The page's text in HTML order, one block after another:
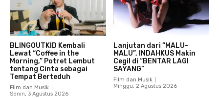
BLINGOUTKID Kembali
Lewat “Coffee in the
Morning,” Potret Lembut
tentang Cinta sebagai
Tempat Berteduh
Film dan Musik
Senin, 3 Agustus 2026
Lanjutan dari “MALU-
MALU”, INDAHKUS Makin
Cegil di “BENTAR LAGI
SAYANG”
Film dan Musik
Minggu, 2 Agustus 2026